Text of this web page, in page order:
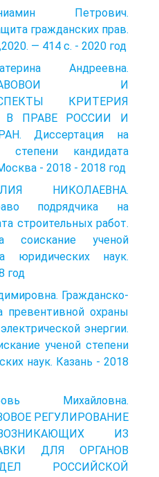
Петрович.
гражданских прав.
— 414 с. - 2020 год
Андреевна.
ПРАВОВОИ И
КРИТЕРИЯ
В ПРАВЕ РОССИИ И
Диссертация на
степени кандидата
- 2018 - 2018 год
НИКОЛАЕВНА.
подрядчика на
строительных работ.
соискание ученой
юридических наук.
год
Гражданско-
превентивной охраны
энергии.
ученой степени
наук. Казань - 2018
Михайловна.
РЕГУЛИРОВАНИЕ
ИЗ
ДЛЯ ОРГАНОВ
РОССИЙСКОЙ